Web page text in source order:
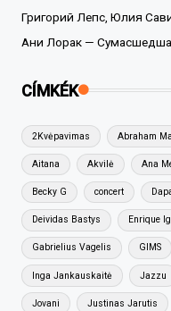
Григорий Лепс, Юлия
Ани Лорак —
CÍMKÉK
2Kvėpavimas Abraham
Aitana Akvilė Ana
Becky G concert
Deividas Bastys Enrique
Gabrielius Vagelis GIMS
Inga Jankauskaitė Jazzu
Jovani Justinas Jarutis